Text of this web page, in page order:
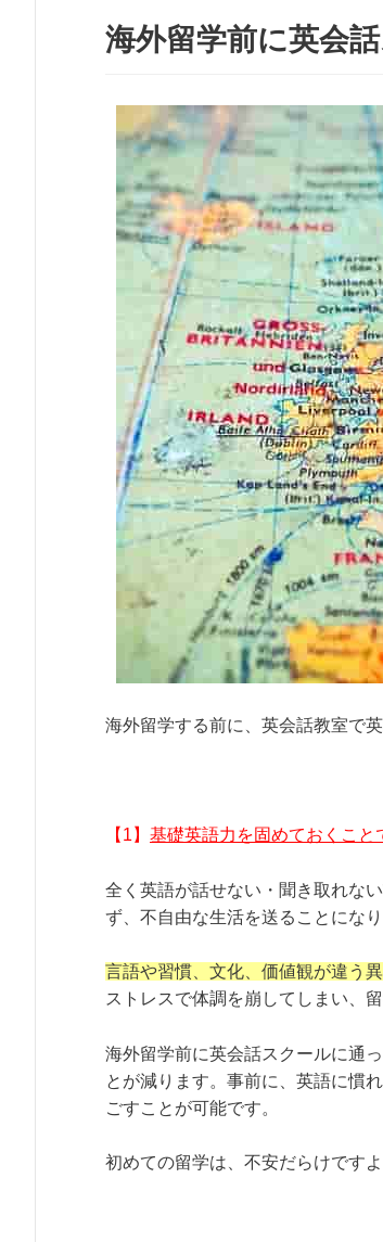
海外留学前に英会
海外留学する前に、英会話教室で
【1】 基礎英語力を固めておくこと
全く英語が話せない・聞き取れな
ず、不自由な生活を送ることになり
言語や習慣、文化、価値観が違う
ストレスで体調を崩してしまい、
海外留学前に英会話スクールに通
とが減ります。事前に、英語に慣
ごすことが可能です。
初めての留学は、不安だらけです